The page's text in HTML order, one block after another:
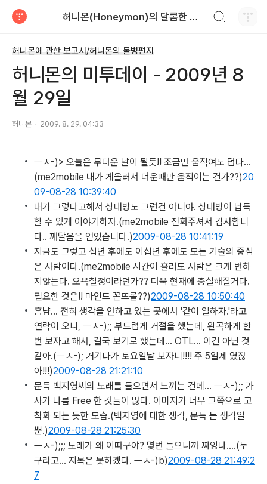
허니몬(Honeymon)의 달콤한 비행
허니몬에 관한 보고서/허니몬의 물병편지
허니몬의 미투데이 - 2009년 8
월 29일
허니몬 2009. 8. 29. 04:33
ㅡㅅ-)> 오늘은 무더운 날이 될듯!! 조금만 움직여도 덥다…
(me2mobile 내가 게을러서 더운때만 움직이는 건가??)20
09-08-28 10:39:40
내가 그렇다고해서 상대방도 그런건 아니야. 상대방이 납득
할 수 있게 이야기하자.(me2mobile 전화주셔서 감사합니
다.. 깨달음을 얻었습니다.)2009-08-28 10:41:19
지금도 그렇고 십년 후에도 이십년 후에도 모든 기술의 중심
은 사람이다.(me2mobile 시간이 흘러도 사람은 크게 변하
지않는다. 오욕칠정이라던가?? 더욱 현재에 충실해질거다.
필요한 것은!! 마인드 꼰뜨롤??)2009-08-28 10:50:40
흠냠… 전혀 생각을 안하고 있는 곳에서 '같이 일하자.'라고
연락이 오니, ㅡㅅ-);; 부드럽게 거절을 했는데, 완곡하게 한
번 보자고 해서, 결국 보기로 했는데… OTL… 이건 아닌 것
같아.(ㅡㅅ-); 거기다가 토요일날 보자니!!!! 주 5일제 였잖
아!!!)2009-08-28 21:21:10
문득 백지영씨의 노래를 들으면서 느끼는 건데… ㅡㅅ-);; 가
사가 나름 Free 한 것들이 많다. 이미지가 너무 그쪽으로 고
착화 되는 듯한 모습.(백지영에 대한 생각, 문득 든 생각일
뿐.)2009-08-28 21:25:30
ㅡㅅ-);;; 노래가 왜 이따구야? 몇번 들으니까 짜잉나….(누
구라고... 지목은 못하겠다. ㅡㅅ-)b)2009-08-28 21:49:2
7